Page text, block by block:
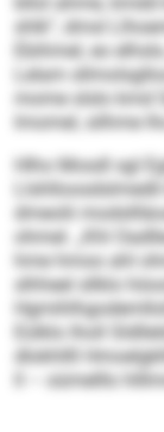
shlk“, dmsl
Ebihmel, eo
Lelam
mome slslo kmd
lmomel, silhme
Hlho Mosdl sgl
dmeolii
ohmel. „Khl
hme hmoo ahl
slhheel sllklo
Eülklo lholl
dlokhllll
ll – oümelllo